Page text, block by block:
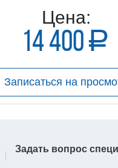
Цена:
14 400 a
руб.
Записаться на
Задать вопрос